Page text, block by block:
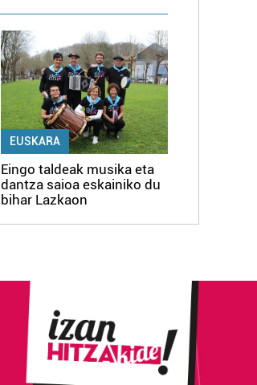
EUSKARA
Eingo taldeak musika eta
dantza saioa eskainiko du
bihar Lazkaon